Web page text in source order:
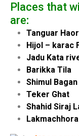
Places that
are:
Tanguar
Hijol – karac
Jadu Kata
Barikka Tila
Shimul Bagan
Teker Ghat
Shahid Siraj
Lakmachhora